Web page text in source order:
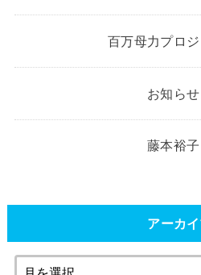
百万母力プロジ
お知らせ
藤本裕子
アーカ